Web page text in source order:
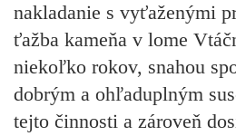
nakladanie s vyťaženými
ťažba kameňa v lome
niekoľko rokov, snahou
dobrým a ohľaduplným
tejto činnosti a zároveň